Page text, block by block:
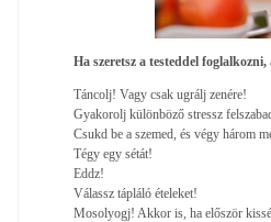
Ha szeretsz a testeddel foglalkozni,
Táncolj! Vagy csak ugrálj zenére!
Gyakorolj különböző stressz
Csukd be a szemed, és végy három
Tégy egy sétát!
Eddz!
Válassz tápláló ételeket!
Mosolyogj! Akkor is, ha először